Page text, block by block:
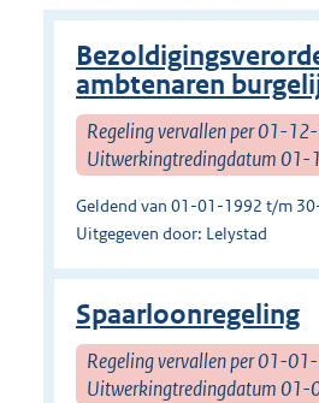
ambtenaren
Regeling vervallen per 01-
Uitwerkingtredingdatum
Geldend van 01-01-1992 t/m
Uitgegeven door: Lelystad
Spaarloonregeling
Regeling vervallen per 01-
Uitwerkingtredingdatum